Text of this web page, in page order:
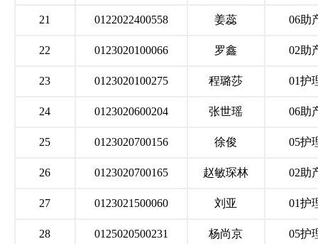
21 0122022400558 姜蕊 06助
22 0123020100066 罗鑫 02助
23 0123020100275 程璐莎 01护
24 0123020600204 张世瑶 06助
25 0123020700156 徐俊 05护
26 0123020700165 赵敏琛林 02助
27 0123021500060 刘亚 01护
28 0125020500231 杨尚京 05护